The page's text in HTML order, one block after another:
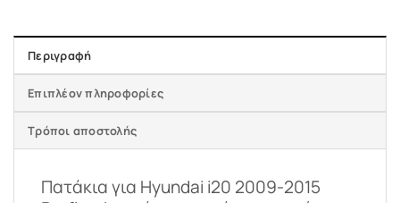
Περιγραφή
Επιπλέον πληροφορίες
Τρόποι αποστολής
Πατάκια για Hyundai i20 2009-2015